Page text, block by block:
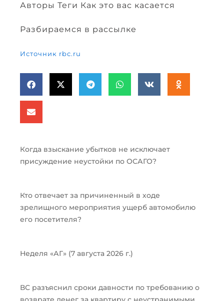
Авторы Теги Как это вас касается
Разбираемся в рассылке
Источник rbc.ru
Когда взыскание убытков не исключает
присуждение неустойки по ОСАГО?
Кто отвечает за причиненный в ходе
зрелищного мероприятия ущерб автомобилю
его посетителя?
Неделя «АГ» (7 августа 2026 г.)
ВС разъяснил сроки давности по требованию о